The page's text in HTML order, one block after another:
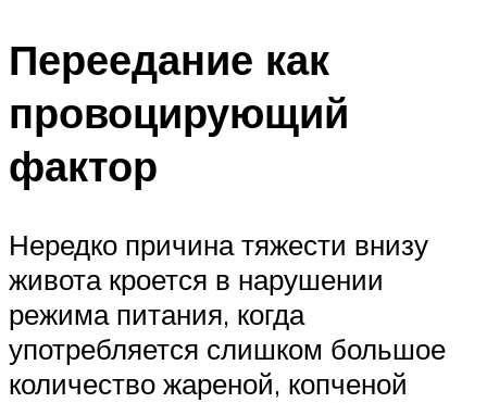
Переедание как
провоцирующий
фактор
Нередко причина тяжести внизу
живота кроется в нарушении
режима питания, когда
употребляется слишком большое
количество жареной, копченой